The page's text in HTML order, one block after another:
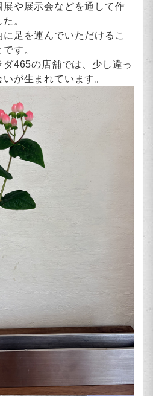
や展示会などを通して作
。
足を運んでいただけるこ
す。
465の店舗では、少し違っ
が生まれています。